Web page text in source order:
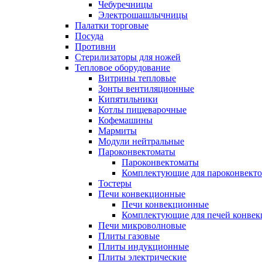
Чебуречницы
Электрошашлычницы
Палатки торговые
Посуда
Противни
Стерилизаторы для ножей
Тепловое оборудование
Витрины тепловые
Зонты вентиляционные
Кипятильники
Котлы пищеварочные
Кофемашины
Мармиты
Модули нейтральные
Пароконвектоматы
Пароконвектоматы
Комплектующие для
Тостеры
Печи конвекционные
Печи конвекционные
Комплектующие для печей
Печи микроволновые
Плиты газовые
Плиты индукционные
Плиты электрические